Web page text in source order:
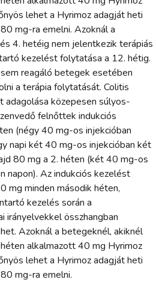
lehet a Hyrimoz adagját heti
mg-ra emelni. Azoknál a
4. hetéig nem jelentkezik terápiás
kezelést folytatása a 12. hétig.
reagáló betegek esetében
a terápia folytatását. Colitis
adagolása közepesen súlyos-
felnőttek indukciós
(négy 40 mg-os injekcióban
napi két 40 mg-os injekcióban két
80 mg a 2. héten (két 40 mg-os
napon). Az indukciós kezelést
mg minden második héten,
kezelés során a
irányelvekkel összhangban
Azoknál a betegeknél, akiknél
alkalmazott 40 mg Hyrimoz
lehet a Hyrimoz adagját heti
mg-ra emelni.